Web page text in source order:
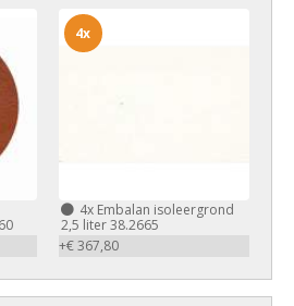
4xEmbalan isoleergrond
2,5 liter 38.2665
+€ 367,80
4x